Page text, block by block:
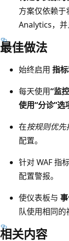
方案仅依赖
Analytics，并
最佳做法
始终启用 指
每天使用“监
使用“分诊”选
在按规则优先
配置。
针对 WAF 指
配置警报。
使仪表板与
队使用相同的
相关内容